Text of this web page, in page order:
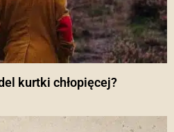
kurtki chłopięcej?